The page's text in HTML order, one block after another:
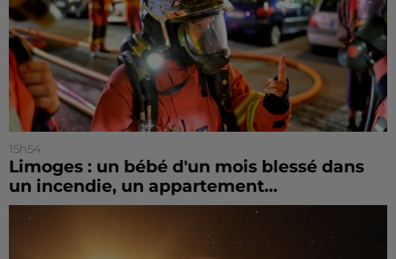
15h54
Limoges : un bébé d'un mois blessé dans
un incendie, un appartement...